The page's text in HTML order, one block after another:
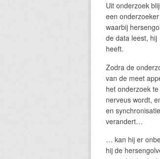
Uit onderzoek
een
waarbij
de data leest,
heeft.
Zodra de
van de meet
het onderzoek
nerveus wordt,
en
verandert…
… kan hij er
hij de